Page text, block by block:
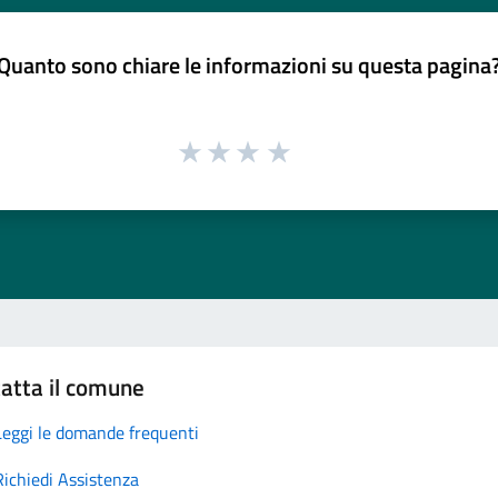
sono chiare le informazioni su questa
il comune
le domande frequenti
Assistenza